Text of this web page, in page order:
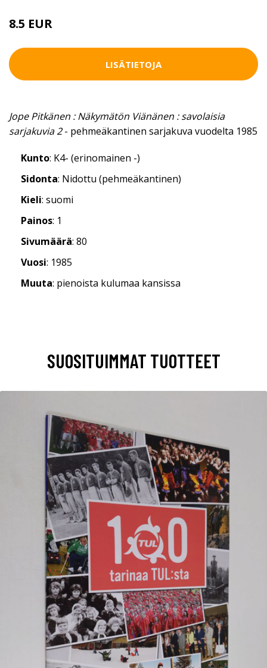
8.5 EUR
LISÄTIETOJA
Jope Pitkänen : Näkymätön Viänänen : savolaisia
sarjakuvia 2- pehmeäkantinen sarjakuva vuodelta 1985
Kunto: K4- (erinomainen -)
Sidonta: Nidottu (pehmeäkantinen)
Kieli: suomi
Painos: 1
Sivumäärä: 80
Vuosi: 1985
Muuta: pienoista kulumaa kansissa
SUOSITUIMMAT TUOTTEET